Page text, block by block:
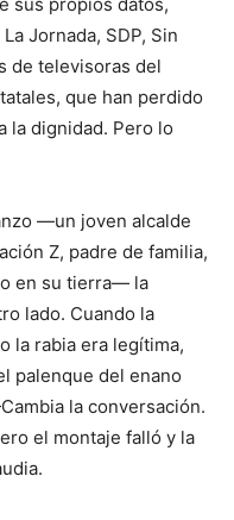
Jornada, SDP, Sin
de televisoras del
que han perdido
la dignidad. Pero lo
—un joven alcalde
Z, padre de familia,
en su tierra— la
lado. Cuando la
la rabia era legítima,
palenque del enano
la conversación.
el montaje falló y la